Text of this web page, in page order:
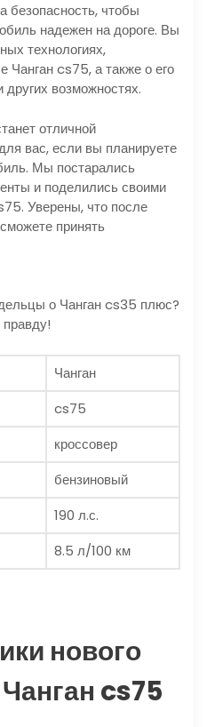
безопасность, чтобы
надежен на дороге. Вы
технологиях,
Чанган cs75, а также о его
возможностях.
отличной
вас, если вы планируете
Мы постарались
и поделились своими
Уверены, что после
принять
о Чанган cs35 плюс?
Чанган
cs75
кроссовер
бензиновый
190 л.с.
8.5 л/100 км
нового
cs75